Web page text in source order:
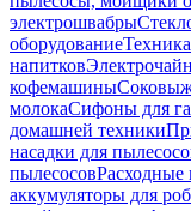
электрошвабры
оборудование
напитков
кофемашины
молокаСифоны для
домашней техники
насадки для
пылесосовРасходные
аккумуляторы для